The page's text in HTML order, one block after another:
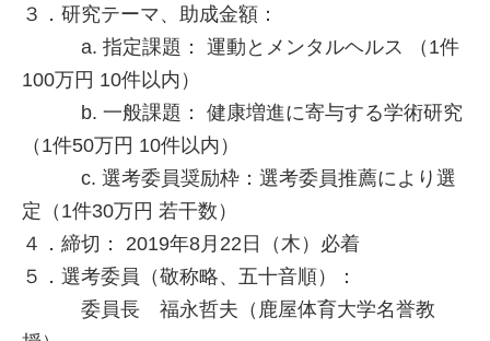
３．研究テーマ、助成金額：
a. 指定課題： 運動とメンタルヘルス （1件
100万円 10件以内）
b. 一般課題： 健康増進に寄与する学術研究
（1件50万円 10件以内）
c. 選考委員奨励枠：選考委員推薦により選
定（1件30万円 若干数）
４．締切： 2019年8月22日（木）必着
５．選考委員（敬称略、五十音順）：
委員長 福永哲夫（鹿屋体育大学名誉教